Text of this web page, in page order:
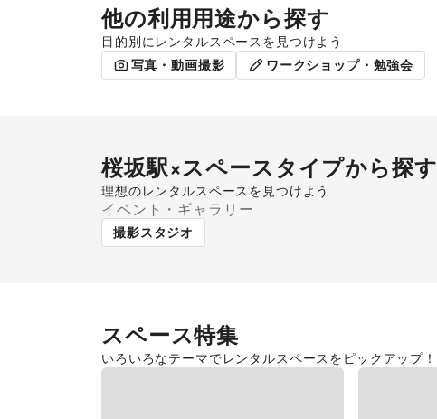
他の利用用途から探す
目的別にレンタルスペースを見つけよう
ポップアップストア 食品販売
写真・動画撮影 ワークショップ・勉強会
桜坂駅×スペースタイプから探す
理想のレンタルスペースを見つけよう
ギャラリー・貸し画廊
イベント・ギャラリー
撮影スタジオ
スペース特集
いろいろなテーマでレンタルスペースをピックアップ！